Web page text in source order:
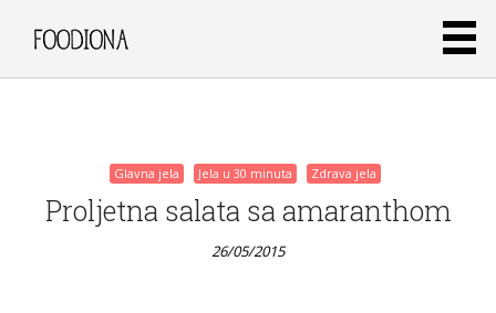
Glavna jela Jela u 30 minuta Zdrava jela
Proljetna salata sa amaranthom
26/05/2015